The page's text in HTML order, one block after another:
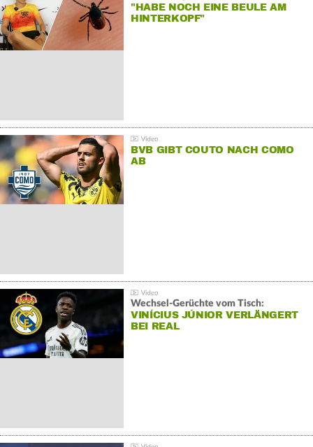
"HABE NOCH EINE BEULE AM
HINTERKOPF"
BVB GIBT COUTO NACH COMO
AB
Wechsel-Gerüchte vom Tisch:
VINÍCIUS JÚNIOR VERLÄNGERT
BEI REAL